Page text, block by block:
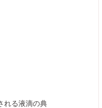
れる液滴の典